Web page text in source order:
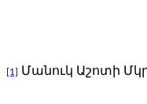
[1] Մանուկ Աշոտի